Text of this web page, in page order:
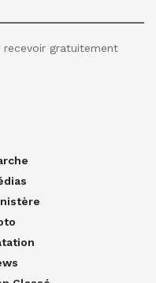
gratuitement